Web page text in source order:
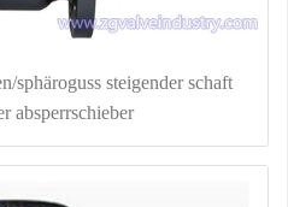
sphäroguss steigender schaft
absperrschieber